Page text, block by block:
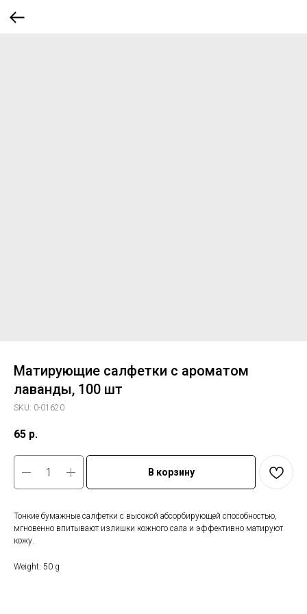
Матирующие салфетки с ароматом
лаванды, 100 шт
SKU: 0-01620
65 р.
В корзину
Тонкие бумажные салфетки с высокой абсорбирующей способностью,
мгновенно впитывают излишки кожного сала и эффективно матируют
кожу.
Weight: 50 g